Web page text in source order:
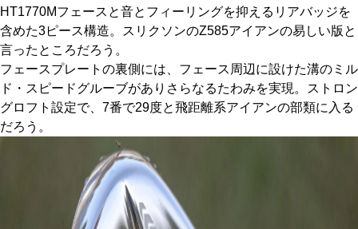
HT1770Mフェースと音とフィーリングを抑えるリアバッジを
含めた3ピース構造。スリクソンのZ585アイアンの易しい版と
言ったところだろう。
フェースプレートの裏側には、フェース周辺に設けた溝のミル
ド・スピードグルーブがありさらなるたわみを実現。ストロン
グロフト設定で、7番で29度と飛距離系アイアンの部類に入る
だろう。